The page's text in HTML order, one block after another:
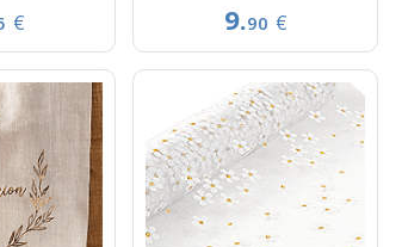
€ 9.90 €